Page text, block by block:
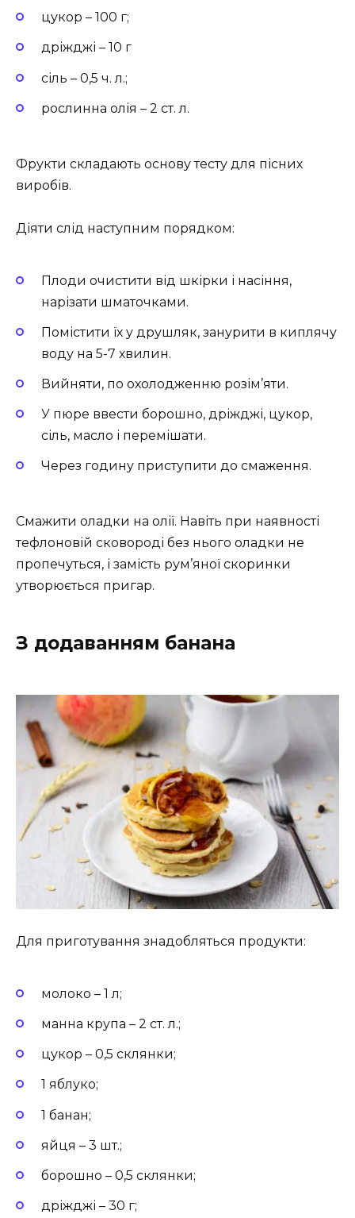
цукор – 100 г;
дріжджі – 10 г
сіль – 0,5 ч. л.;
рослинна олія – 2 ст. л.
Фрукти складають основу тесту для пісних
виробів.
Діяти слід наступним порядком:
Плоди очистити від шкірки і насіння,
нарізати шматочками.
Помістити їх у друшляк, занурити в киплячу
воду на 5-7 хвилин.
Вийняти, по охолодженню розім’яти.
У пюре ввести борошно, дріжджі, цукор,
сіль, масло і перемішати.
Через годину приступити до смаження.
Смажити оладки на олії. Навіть при наявності
тефлоновій сковороді без нього оладки не
пропечуться, і замість рум’яної скоринки
утворюється пригар.
З додаванням банана
Для приготування знадобляться продукти:
молоко – 1 л;
манна крупа – 2 ст. л.;
цукор – 0,5 склянки;
1 яблуко;
1 банан;
яйця – 3 шт.;
борошно – 0,5 склянки;
дріжджі – 30 г;